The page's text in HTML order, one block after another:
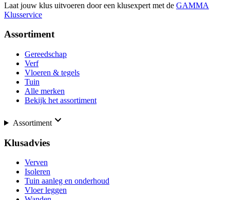
Laat jouw klus uitvoeren door een klusexpert met de GAMMA
Klusservice
Assortiment
Gereedschap
Verf
Vloeren & tegels
Tuin
Alle merken
Bekijk het assortiment
Assortiment
Klusadvies
Verven
Isoleren
Tuin aanleg en onderhoud
Vloer leggen